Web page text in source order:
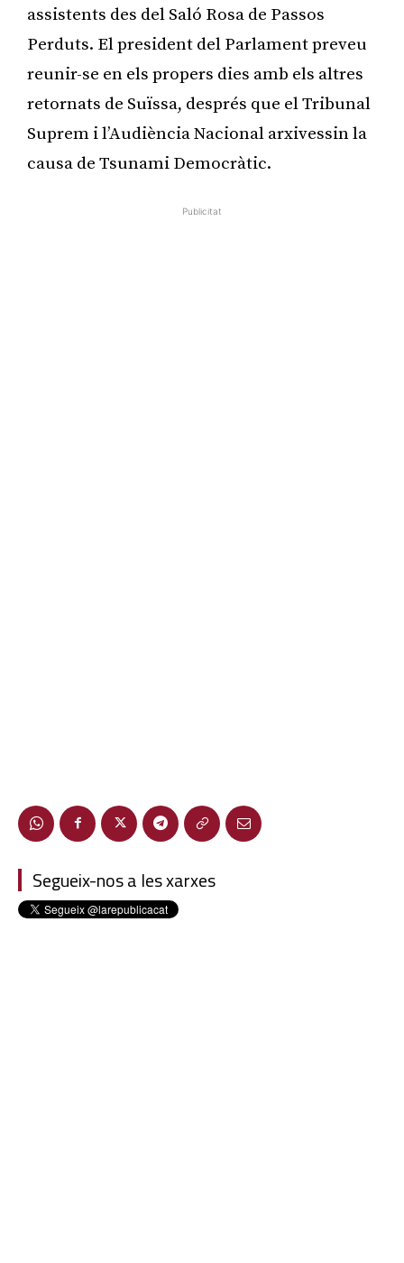
assistents des del Saló Rosa de Passos
Perduts. El president del Parlament preveu
reunir-se en els propers dies amb els altres
retornats de Suïssa, després que el Tribunal
Suprem i l’Audiència Nacional arxivessin la
causa de Tsunami Democràtic.
Publicitat
Segueix-nos a les xarxes